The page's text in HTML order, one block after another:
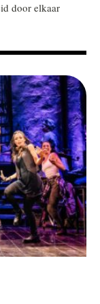
door elkaar